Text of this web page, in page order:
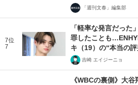
「週刊文春」編集部
7位
7
「軽率な発言だっ
罪したことも
キ（19）の“本当の評
吉崎 エイジーニョ
《WBCの裏側》大谷